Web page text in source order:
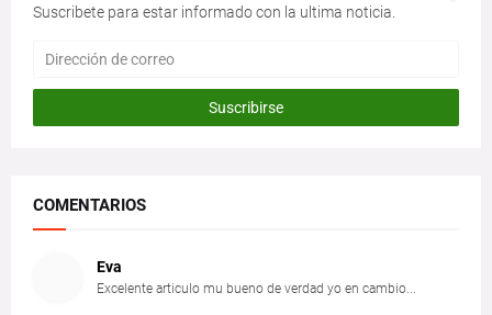
Suscribete para estar informado con la ultima noticia.
COMENTARIOS
Eva
Excelente articulo mu bueno de verdad yo en cambio...